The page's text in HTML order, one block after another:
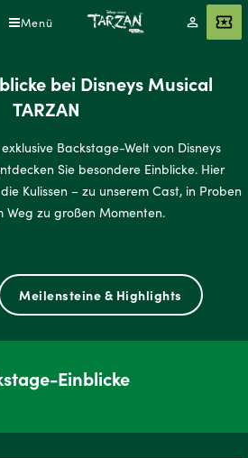
Menü
Mein
Konto
Angebot
bei Disneys Musical
TARZAN
Backstage-Welt von Disneys
Sie besondere Einblicke. Hier
Kulissen – zu unserem Cast, in Proben
Weg zu großen Momenten.
Meilensteine & Highlights
Einblicke